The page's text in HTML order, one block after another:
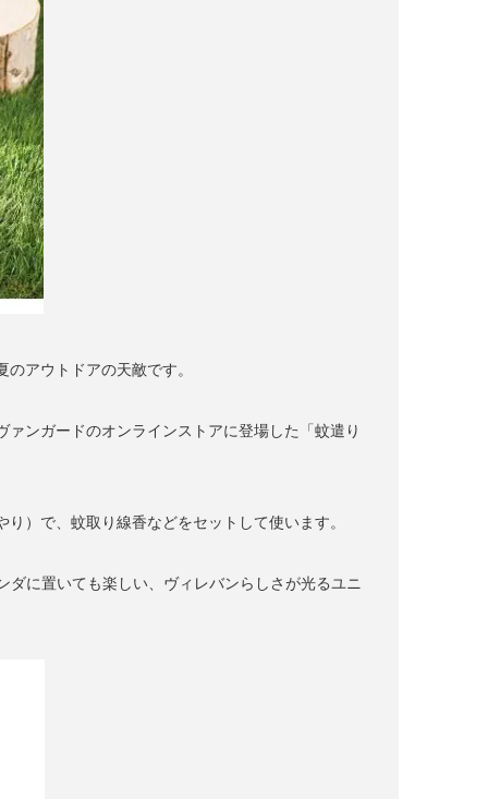
アウトドアの天敵です。
ンガードのオンラインストアに登場した「蚊遣り
）で、蚊取り線香などをセットして使います。
に置いても楽しい、ヴィレバンらしさが光るユニ